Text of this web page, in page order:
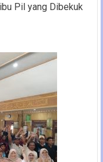
Pil yang Dibekuk